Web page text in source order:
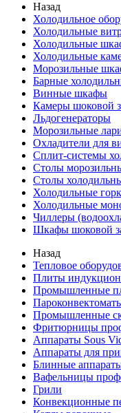
Назад
Холодильное
Холодильные
Холодильные
Холодильные
Морозильные
Барные
Винные шкафы
Камеры шоковой
Льдогенераторы
Морозильные
Охладители для
Сплит-системы
Столы
Столы
Холодильные
Холодильные
Чиллеры
Шкафы шоковой
Назад
Тепловое
Плиты
Промышленные
Промышленные
Фритюрницы
Аппараты Sous
Аппараты для
Блинные
Вафельницы
Грили
Конвекционные